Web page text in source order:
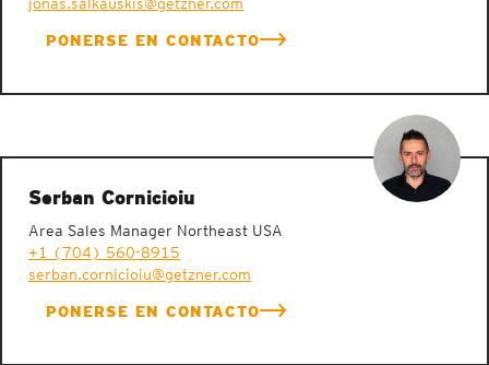
PONERSE EN CONTACTO
Serban Cornicioiu
Area Sales Manager Northeast USA
+1 (704) 560-8915
serban.cornicioiu@getzner.com
PONERSE EN CONTACTO